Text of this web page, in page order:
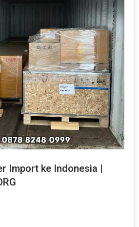
Import ke Indonesia |